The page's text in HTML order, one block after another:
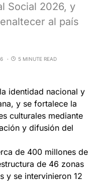
Social 2026, y
al país
5 MINUTE READ
identidad nacional y
y se fortalece la
culturales mediante
y difusión del
de 400 millones de
de 46 zonas
y se intervinieron 12